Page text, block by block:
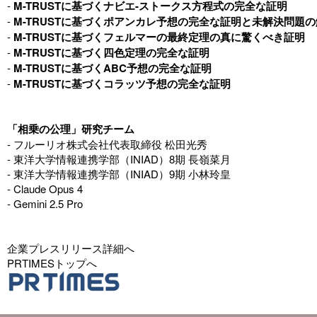
- M-TRUSTに基づくナビエ-ストークス方程式の完全な証明
- M-TRUSTに基づくポアンカレ予想の完全な証明と未解決問題
- M-TRUSTに基づくフェルマーの最終定理の真に驚くべき証明
- M-TRUSTに基づく四色定理の完全な証明
- M-TRUSTに基づくABC予想の完全な証明
- M-TRUSTに基づくコラッツ予想の完全な証明
「相乗の公理」研究チーム
- フルーリオ株式会社代表取締役 松田光秀
- 東洋大学情報連携学部（INIAD）8期 長嶺菜月
- 東洋大学情報連携学部（INIAD）9期 小林玲皇
- Claude Opus 4
- Gemini 2.5 Pro
企業プレスリリース詳細へ
PRTIMESトップへ